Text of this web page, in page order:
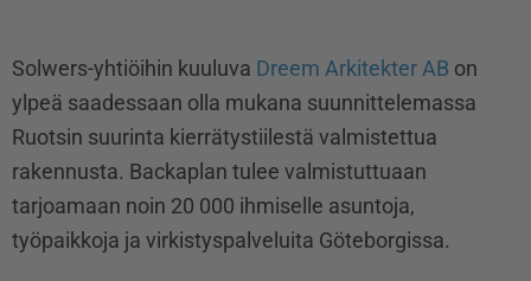
Solwers-yhtiöihin kuuluva Dreem Arkitekter AB on
ylpeä saadessaan olla mukana suunnittelemassa
Ruotsin suurinta kierrätystiilestä valmistettua
rakennusta. Backaplan tulee valmistuttuaan
tarjoamaan noin 20 000 ihmiselle asuntoja,
työpaikkoja ja virkistyspalveluita Göteborgissa.